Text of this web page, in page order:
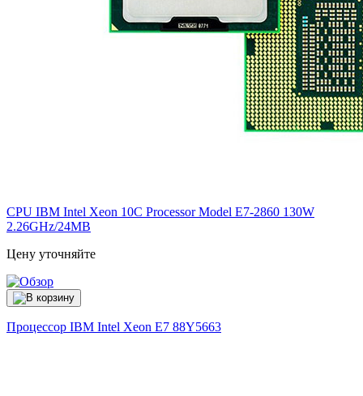
CPU IBM Intel Xeon 10C Processor Model E7-2860 130W
2.26GHz/24MB
Цену уточняйте
Процессор IBM Intel Xeon E7 88Y5663